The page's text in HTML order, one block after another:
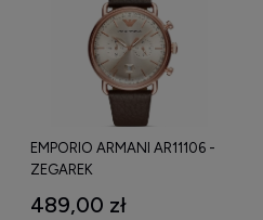
EMPORIO ARMANI AR11106 -
ZEGAREK
489,00 zł